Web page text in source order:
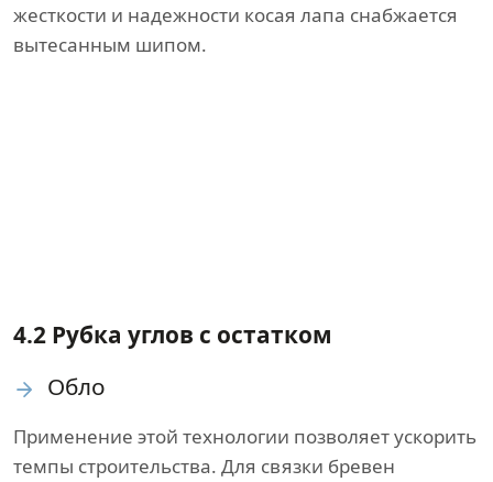
жесткости и надежности косая лапа снабжается
вытесанным шипом.
4.2 Рубка углов с остатком
Обло
Применение этой технологии позволяет ускорить
темпы строительства. Для связки бревен